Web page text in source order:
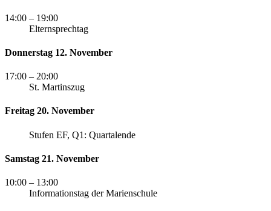
14:00 – 19:00
Elternsprechtag
Donnerstag 12. November
17:00 – 20:00
St. Martinszug
Freitag 20. November
Stufen EF, Q1: Quartalende
Samstag 21. November
10:00 – 13:00
Informationstag der Marienschule